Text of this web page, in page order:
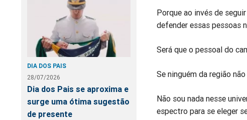
DIA DOS PAIS
28/07/2026
Dia dos Pais se aproxima e
surge uma ótima sugestão
de presente
Porque ao invés de
defender essas pessoas
Será que o pessoal do
Se ninguém da região
Não sou nada nesse
espectro para se eleger